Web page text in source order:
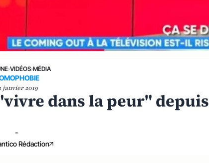
›VIDÉOS›MÉDIA
janvier 2019
dans la peur" depuis
-
Rédaction